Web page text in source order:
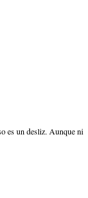
es un desliz. Aunque ni